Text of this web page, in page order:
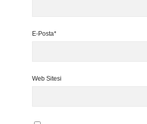
E-Posta*
Web Sitesi